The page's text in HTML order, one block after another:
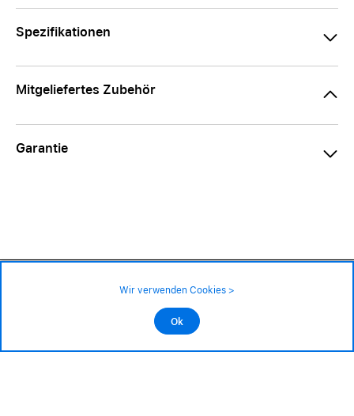
Spezifikationen
Mitgeliefertes Zubehör
Garantie
©2026 Alle Rechte sind vorbehalten
In den Warenkorb
Wir verwenden Cookies >
Ok